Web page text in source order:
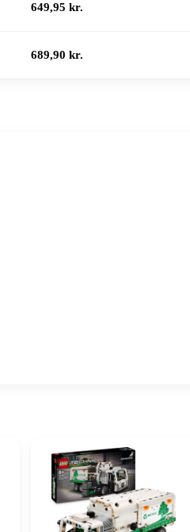
649,95 kr.
689,90 kr.